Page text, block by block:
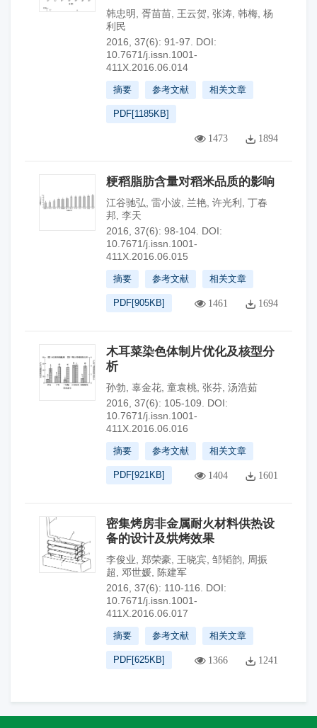
韩忠明 胥苗苗 王云贺 张涛 韩梅 杨
利民
2016, 37(6): 91-97.
DOI:
10.7671/j.issn.1001-
411X.2016.06.014
摘要 参考文献 相关文章
PDF[1185KB]
1473 1894
粳稻脂肪含量对稻米品质的影响
江谷驰弘 雷小波 兰艳 许光利
丁春
邦 李天
2016, 37(6): 98-104. DOI:
10.7671/j.issn.1001-
411X.2016.06.015
摘要 参考文献 相关文章
PDF[905KB] 1461 1694
木耳菜染色体制片优化及核型分
析
孙勃 辜金花 童袁桃 张芬 汤浩茹
2016, 37(6): 105-109.
DOI:
10.7671/j.issn.1001-
411X.2016.06.016
摘要 参考文献 相关文章
PDF[921KB] 1404 1601
密集烤房非金属耐火材料供热设
备的设计及烘烤效果
李俊业 郑荣豪 王晓宾 邹韬韵
周振
超
邓世媛
陈建军
2016, 37(6): 110-116.
DOI:
10.7671/j.issn.1001-
411X.2016.06.017
摘要 参考文献 相关文章
PDF[625KB] 1366 1241